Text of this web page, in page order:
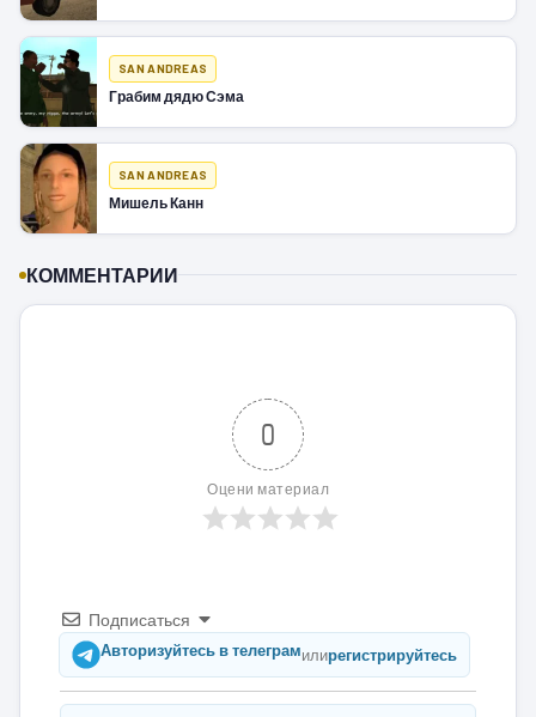
SAN ANDREAS
Грабим дядю Сэма
SAN ANDREAS
Мишель Канн
КОММЕНТАРИИ
0
Оцени материал
Подписаться
Авторизуйтесь в телеграмилирегистрируйтесь